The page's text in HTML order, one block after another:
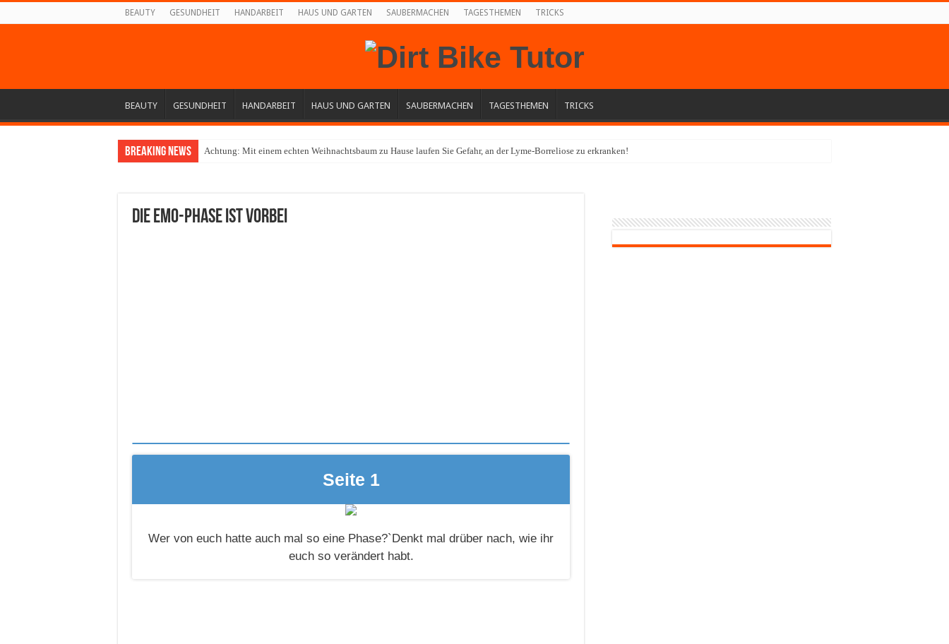
BEAUTY GESUNDHEIT HANDARBEIT HAUS UND GARTEN SAUBERMACHEN TAGESTHEMEN TRICKS
BEAUTY GESUNDHEIT HANDARBEIT HAUS UND GARTEN SAUBERMACHEN TAGESTHEMEN TRICKS
Breaking News Achtung: Mit einem echten Weihnachtsbaum zu Hause laufen Sie Gefahr, an der Lyme-Borreliose zu erkranken!
Die Emo-Phase ist vorbei
Seite 1
Wer von euch hatte auch mal so eine Phase?`Denkt mal drüber nach, wie ihr
euch so verändert habt.